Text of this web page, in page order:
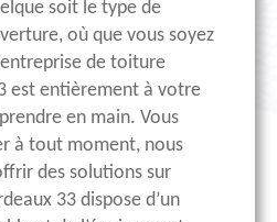
soit le type de
où que vous soyez
de toiture
est entièrement à votre
en main. Vous
à tout moment, nous
des solutions sur
33 dispose d’un